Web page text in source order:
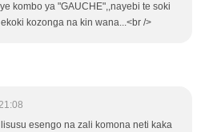
kombo ya "GAUCHE",,nayebi te soki
kozonga na kin wana...<br />
esengo na zali komona neti kaka